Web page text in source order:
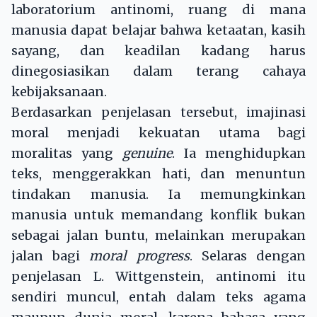
laboratorium antinomi, ruang di mana
manusia dapat belajar bahwa ketaatan, kasih
sayang, dan keadilan kadang harus
dinegosiasikan dalam terang cahaya
kebijaksanaan.
Berdasarkan penjelasan tersebut, imajinasi
moral menjadi kekuatan utama bagi
moralitas yang genuine. Ia menghidupkan
teks, menggerakkan hati, dan menuntun
tindakan manusia. Ia memungkinkan
manusia untuk memandang konflik bukan
sebagai jalan buntu, melainkan merupakan
jalan bagi moral progress. Selaras dengan
penjelasan L. Wittgenstein, antinomi itu
sendiri muncul, entah dalam teks agama